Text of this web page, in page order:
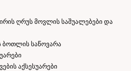
ღრუს მოვლის საშუალებები და
ბოთლის საწოვარა
აქსესუარები